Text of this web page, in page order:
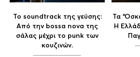
Το soundtrack της γεύσης:
Aπό την bossa nova της
σάλας μέχρι το punk των
κουζινών.
Τα
Η